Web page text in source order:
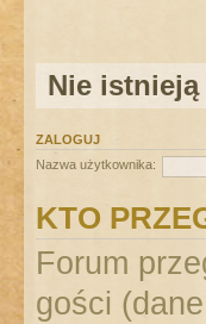
Nie
ZALOGUJ
Nazwa użytkownika:
KTO
Forum
gości